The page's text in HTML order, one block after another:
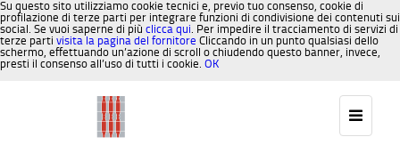
Su questo sito utilizziamo cookie tecnici e, previo tuo consenso, cookie di
profilazione di terze parti per integrare funzioni di condivisione dei contenuti sui
social. Se vuoi saperne di più clicca qui. Per impedire il tracciamento di servizi di
terze parti visita la pagina del fornitore Cliccando in un punto qualsiasi dello
schermo, effettuando un’azione di scroll o chiudendo questo banner, invece,
presti il consenso all’uso di tutti i cookie. OK